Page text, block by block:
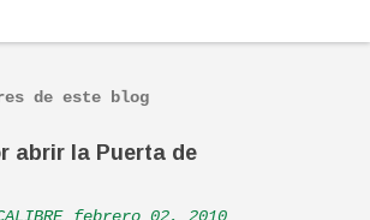
de este blog
abrir la Puerta de
febrero 02, 2010